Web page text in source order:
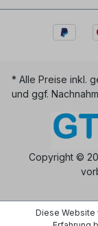
* Alle Preise inkl.
und ggf.
Copyright ©
Diese